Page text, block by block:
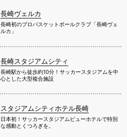
長崎ヴェルカ
長崎初のプロバスケットボールクラブ「長崎ヴェ
ルカ」
長崎スタジアムシティ
長崎駅から徒歩約10分！サッカースタジアムを中
心とした大型複合施設
スタジアムシティホテル長崎
日本初！サッカースタジアムビューホテルで特別
な感動とくつろぎを。